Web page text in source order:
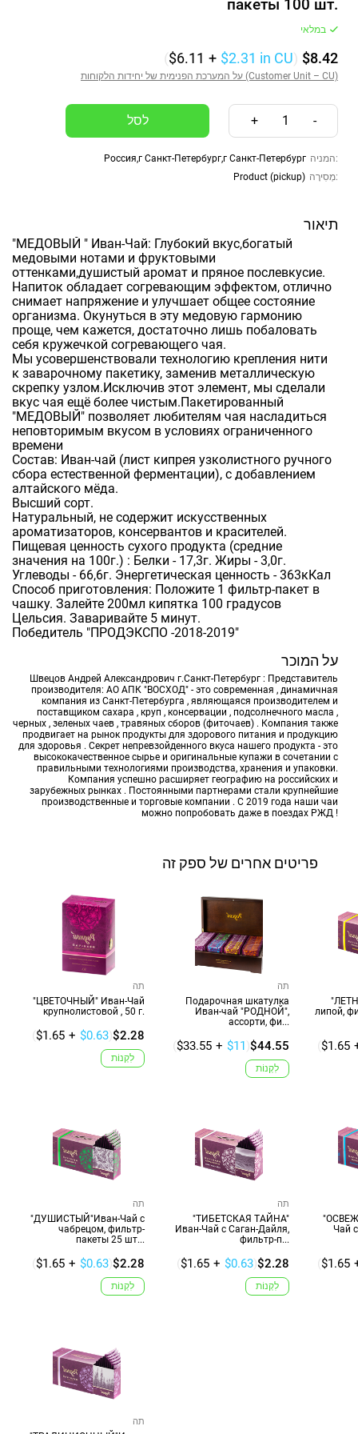
пакеты 100 шт.
במלאי
$8.42
($6.11 + $2.31 in CU)
על המערכת הפנימית של יחידות הלקוחות (Customer Unit – CU)
-
1
+
המניה:
Россия,г Санкт-Петербург,г Санкт-Петербург
מְסִירָה:
Product (pickup)
תיאור
"МЕДОВЫЙ " Иван-Чай: Глубокий вкус,богатый
медовыми нотами и фруктовыми
оттенками,душистый аромат и пряное послевкусие.
Напиток обладает согревающим эффектом, отлично
снимает напряжение и улучшает общее состояние
организма. Окунуться в эту медовую гармонию
проще, чем кажется, достаточно лишь побаловать
себя кружечкой согревающего чая.
Мы усовершенствовали технологию крепления нити
к заварочному пакетику, заменив металлическую
скрепку узлом.Исключив этот элемент, мы сделали
вкус чая ещё более чистым.Пакетированный
"МЕДОВЫЙ" позволяет любителям чая насладиться
неповторимым вкусом в условиях ограниченного
времени
Состав: Иван-чай (лист кипрея узколистного ручного
сбора естественной ферментации), с добавлением
алтайского мёда.
Высший сорт.
Натуральный, не содержит искусственных
ароматизаторов, консервантов и красителей.
Пищевая ценность сухого продукта (средние
значения на 100г.) : Белки - 17,3г. Жиры - 3,0г.
Углеводы - 66,6г. Энергетическая ценность - 363кКал
Способ приготовления: Положите 1 фильтр-пакет в
чашку. Залейте 200мл кипятка 100 градусов
Цельсия. Заваривайте 5 минут.
Победитель "ПРОДЭКСПО -2018-2019"
על המוכר
Швецов Андрей Александрович г.Санкт-Петербург : Представитель
производителя: АО АПК "ВОСХОД" - это современная , динамичная
компания из Санкт-Петербурга , являющаяся производителем и
поставщиком сахара , круп , консервации , подсолнечного масла ,
черных , зеленых чаев , травяных сборов (фиточаев) . Компания также
продвигает на рынок продукты для здорового питания и продукцию
для здоровья . Секрет непревзойденного вкуса нашего продукта - это
высококачественное сырье и оригинальные купажи в сочетании с
правильными технологиями производства, хранения и упаковки.
Компания успешно расширяет географию на российских и
зарубежных рынках . Постоянными партнерами стали крупнейшие
производственные и торговые компании . С 2019 года наши чаи
можно попробовать даже в поездах РЖД !
פריטים אחרים של ספק זה
תה
"ЦВЕТОЧНЫЙ" Иван-Чай
крупнолистовой , 50 г.
$2.28
($1.65 + $0.63)
לִקְנוֹת
תה
Подарочная шкатулка
Иван-чай "РОДНОЙ",
ассорти, фи...
$44.55
($33.55 + $11 )
לִקְנוֹת
липой,
($1.65
תה
"ДУШИСТЫЙ"Иван-Чай с
чабрецом, фильтр-
пакеты 25 шт...
$2.28
($1.65 + $0.63)
לִקְנוֹת
תה
"ТИБЕТСКАЯ ТАЙНА"
Иван-Чай с Саган-Дайля,
фильтр-п...
$2.28
($1.65 + $0.63)
לִקְנוֹת
Чай
($1.65
תה